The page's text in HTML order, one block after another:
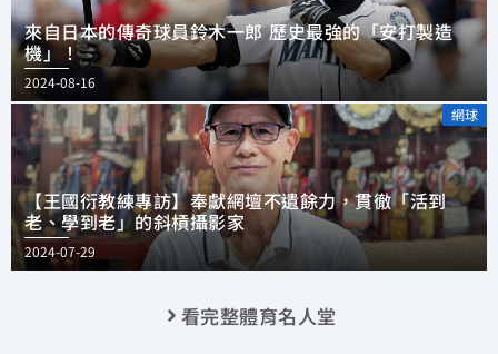
來自日本的傳奇球員鈴木一郎 歷史最強的「安打製造
機」！
2024-08-16
網球
【王國衍教練專訪】奉獻網壇不遺餘力，貫徹「活到
老、學到老」的斜槓攝影家
2024-07-29
看完整體育名人堂